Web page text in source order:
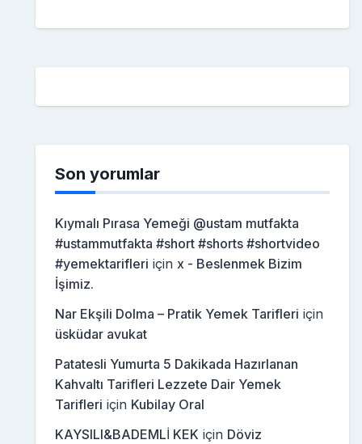
Son yorumlar
Kıymalı Pırasa Yemeği @ustam mutfakta
#ustammutfakta #short #shorts #shortvideo
#yemektarifleri için x - Beslenmek Bizim
İşimiz.
Nar Ekşili Dolma – Pratik Yemek Tarifleri için
üsküdar avukat
Patatesli Yumurta 5 Dakikada Hazırlanan
Kahvaltı Tarifleri Lezzete Dair Yemek
Tarifleri için Kubilay Oral
KAYSILI&BADEMLİ KEK için Döviz